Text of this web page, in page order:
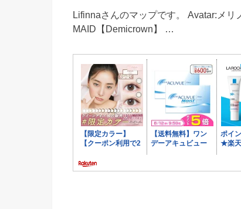
Lifinnaさんのマップです。 Avatar:メリ
MAID【Demicrown】 …